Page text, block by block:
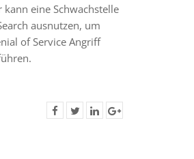
kann eine Schwachstelle
ausnutzen, um
of Service Angriff